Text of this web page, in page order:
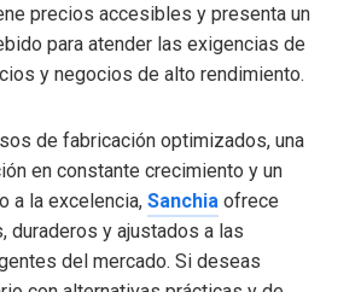
precios accesibles y presenta un
para atender las exigencias de
y negocios de alto rendimiento.
de fabricación optimizados, una
en constante crecimiento y un
a la excelencia, Sanchia ofrece
duraderos y ajustados a las
del mercado. Si deseas